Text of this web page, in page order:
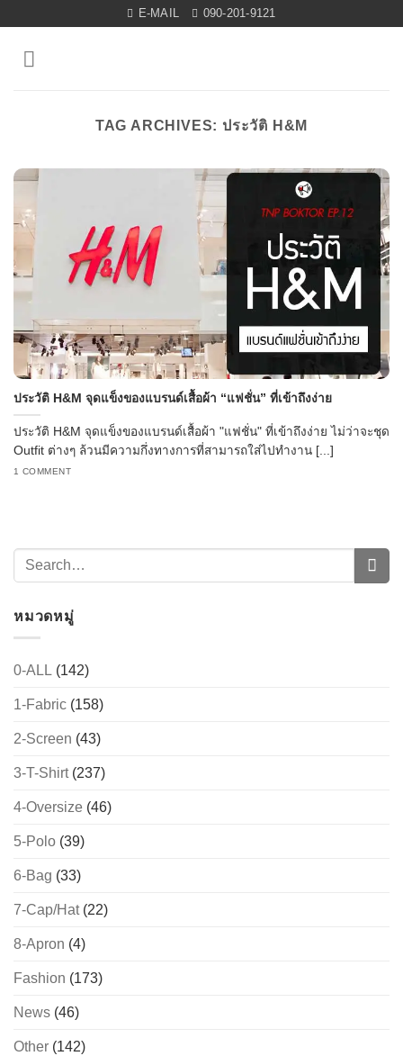
content
E-MAIL 090-201-9121
TAG ARCHIVES: ประวัติ H&M
ประวัติ H&M จุดแข็งของแบรนด์เสื้อผ้า “แฟชั่น” ที่เข้าถึงง่าย
ประวัติ H&M จุดแข็งของแบรนด์เสื้อผ้า "แฟชั่น" ที่เข้าถึงง่าย ไม่ว่าจะชุด
Outfit ต่างๆ ล้วนมีความกึ่งทางการที่สามารถใส่ไปทำงาน [...]
1 COMMENT
หมวดหมู่
0-ALL (142)
1-Fabric (158)
2-Screen (43)
3-T-Shirt(237)
4-Oversize (46)
5-Polo (39)
6-Bag (33)
7-Cap/Hat(22)
8-Apron (4)
Fashion (173)
News (46)
Other (142)